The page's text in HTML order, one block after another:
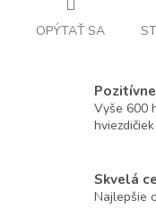
OPÝTAŤ SA
Vyše 600
Skvelá
Najlepšie